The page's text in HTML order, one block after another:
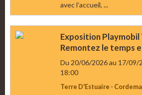
avec l’accueil, ...
Exposition Playmobil
Remontez le temps
Du 20/06/2026au 17/09/
18:00
Terre D'Estuaire -